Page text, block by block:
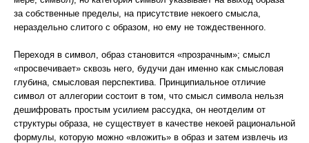
за собственные пределы, на присутствие некоего смысла,
нераздельно слитого с образом, но ему не тождественного.
Переходя в символ, образ становится «прозрачным»; смысл
«просвечивает» сквозь него, будучи дан именно как смысловая
глубина, смысловая перспектива. Принципиальное отличие
символ от аллегории состоит в том, что смысл символа нельзя
дешифровать простым усилием рассудка, он неотделим от
структуры образа, не существует в качестве некоей рациональной
формулы, которую можно «вложить» в образ и затем извлечь из